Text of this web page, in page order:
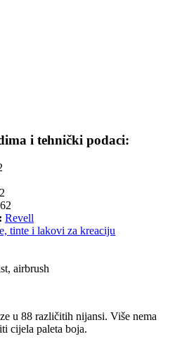
i tehnički podaci:
Revell
tinte i lakovi za kreaciju
airbrush
u 88 različitih nijansi. Više nema
cijela paleta boja.